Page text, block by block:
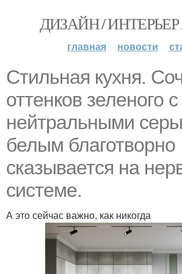
ДИЗАЙН / ИНТЕРЬЕР
главная новости
Стильная кухня.
оттенков зеленого с
нейтральными
белым благотворно
сказывается на
системе.
А это сейчас важно, как никогда